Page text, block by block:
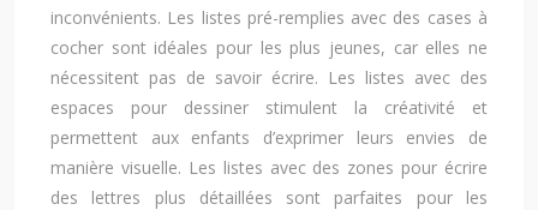
inconvénients. Les listes pré-remplies avec des cases à
cocher sont idéales pour les plus jeunes, car elles ne
nécessitent pas de savoir écrire. Les listes avec des
espaces pour dessiner stimulent la créativité et
permettent aux enfants d’exprimer leurs envies de
manière visuelle. Les listes avec des zones pour écrire
des lettres plus détaillées sont parfaites pour les